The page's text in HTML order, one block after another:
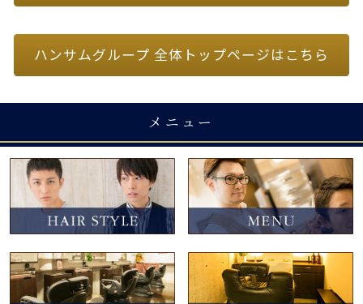
ハンサムグループ 全体トップページはこちら
メニュー